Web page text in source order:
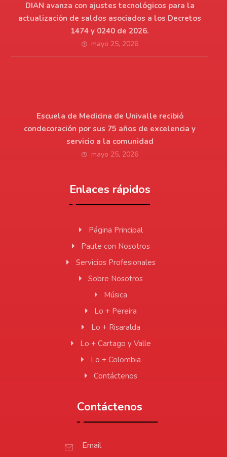
DIAN avanza con ajustes tecnológicos para la
actualización de saldos asociados a los Decretos
1474 y 0240 de 2026.
mayo 25, 2026
Escuela de Medicina de Univalle recibió
condecoración por sus 75 años de excelencia y
servicio a la comunidad
mayo 25, 2026
Enlaces rápidos
Página Principal
Paute con Nosotros
Servicios Profesionales
Sobre Nosotros
Música
Lo + Pereira
Lo + Risaralda
Lo + Cartago y Valle
Lo + Colombia
Contáctenos
Contáctenos
Email